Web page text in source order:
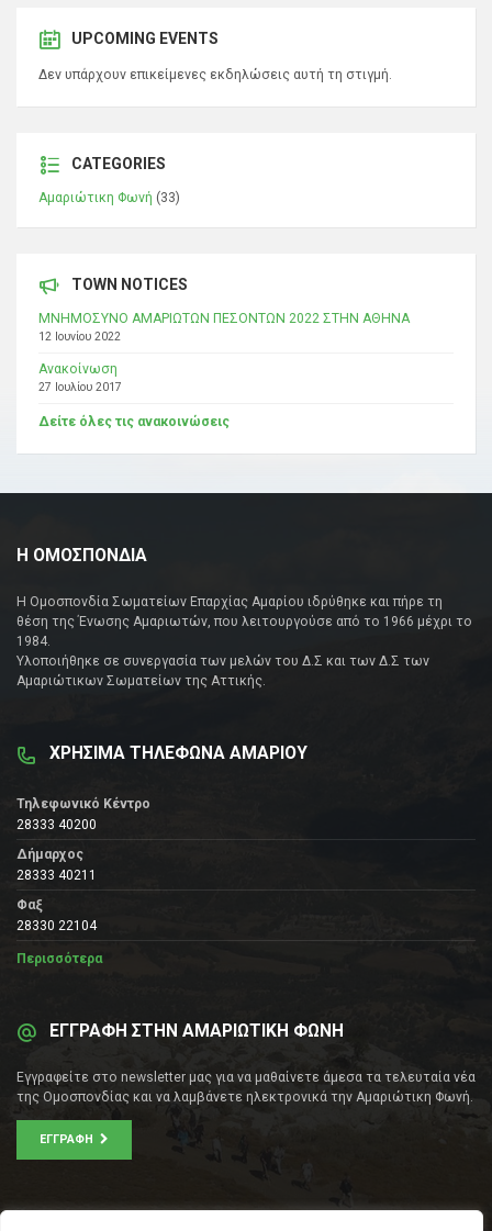
UPCOMING EVENTS
Δεν υπάρχουν επικείμενες εκδηλώσεις αυτή τη στιγμή.
CATEGORIES
Αμαριώτικη Φωνή (33)
TOWN NOTICES
ΜΝΗΜΟΣΥΝΟ ΑΜΑΡΙΩΤΩΝ ΠΕΣΟΝΤΩΝ 2022 ΣΤΗΝ ΑΘΗΝΑ
12 Ιουνίου 2022
Ανακοίνωση
27 Ιουλίου 2017
Δείτε όλες τις ανακοινώσεις
Η ΟΜΟΣΠΟΝΔΙΑ
Η Ομοσπονδία Σωματείων Επαρχίας Αμαρίου ιδρύθηκε και πήρε τη
θέση της Ένωσης Αμαριωτών, που λειτουργούσε από το 1966 μέχρι το
1984.
Υλοποιήθηκε σε συνεργασία των μελών του Δ.Σ και των Δ.Σ των
Αμαριώτικων Σωματείων της Αττικής.
ΧΡΗΣΙΜΑ ΤΗΛΕΦΩΝΑ ΑΜΑΡΙΟΥ
Τηλεφωνικό Κέντρο
28333 40200
Δήμαρχος
28333 40211
Φαξ
28330 22104
Περισσότερα
ΕΓΓΡΑΦΗ ΣΤΗΝ ΑΜΑΡΙΩΤΙΚΗ ΦΩΝΗ
Εγγραφείτε στο newsletter μας για να μαθαίνετε άμεσα τα τελευταία νέα
της Ομοσπονδίας και να λαμβάνετε ηλεκτρονικά την Αμαριώτικη Φωνή.
ΕΓΓΡΑΦΉ